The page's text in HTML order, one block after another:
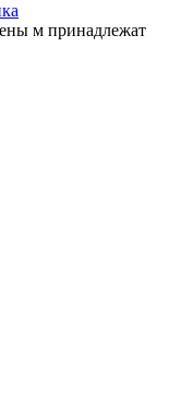
м принадлежат